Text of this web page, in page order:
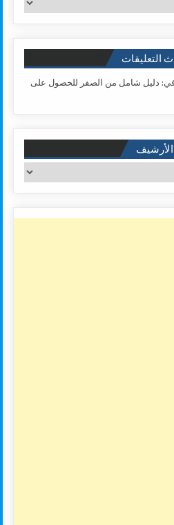
التعليقات
دليل شامل من الصفر للحصول على
الأرشيف